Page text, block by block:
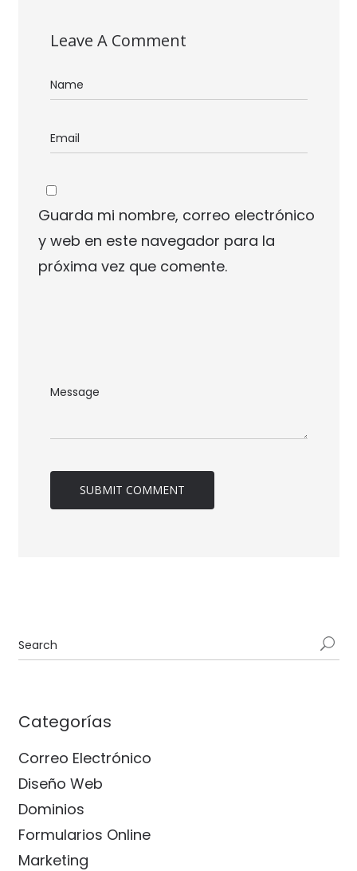
Leave A Comment
Guarda mi nombre, correo electrónico
y web en este navegador para la
próxima vez que comente.
Categorías
Correo Electrónico
Diseño Web
Dominios
Formularios Online
Marketing